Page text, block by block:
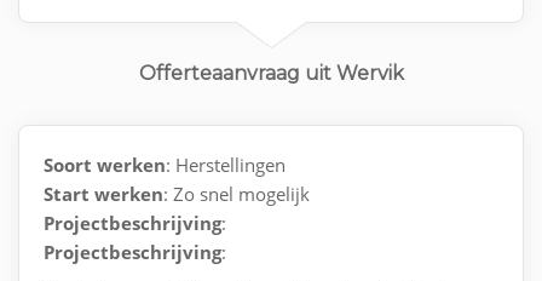
Offerteaanvraag uit Wervik
Soort werken: Herstellingen
Start werken: Zo snel mogelijk
Projectbeschrijving:
Projectbeschrijving: